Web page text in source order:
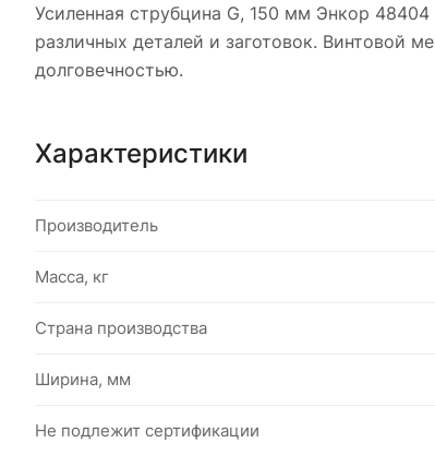
Усиленная струбцина G, 150 мм Энкор
различных деталей и заготовок. Винтовой
долговечностью.
Характеристики
Производитель
Масса, кг
Страна производства
Ширина, мм
Не подлежит сертификации